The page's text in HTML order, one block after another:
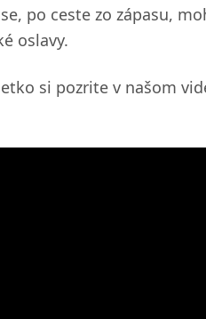
po ceste zo zápasu,
oslavy.
si pozrite v našom